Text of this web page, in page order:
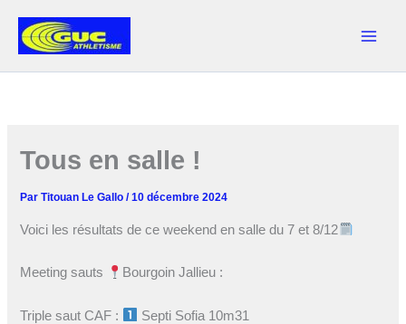
contenu
Tous en salle !
ParTitouan Le Gallo/10 décembre 2024
Voici les résultats de ce weekend en salle du 7 et 8/12
Meeting sauts Bourgoin Jallieu :
Triple saut CAF :
Septi Sofia 10m31